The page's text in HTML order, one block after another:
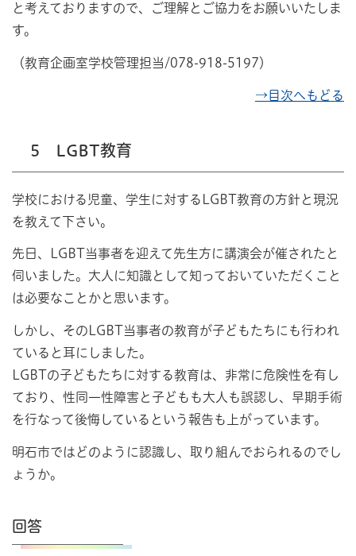
と考えておりますので、ご理解とご協力をお願いいたしま
す。
（教育企画室学校管理担当/078-918-5197）
→目次へもどる
5 LGBT教育
学校における児童、学生に対するLGBT教育の方針と現況
を教えて下さい。
先日、LGBT当事者を迎えて先生方に講演会が催されたと
伺いました。大人に知識として知っておいていただくこと
は必要なことかと思います。
しかし、そのLGBT当事者の教育が子どもたちにも行われ
ていると耳にしました。
LGBTの子どもたちに対する教育は、非常に危険性を有し
ており、性同一性障害と子どもも大人も誤認し、早期手術
を行なって後悔しているという報告も上がっています。
明石市ではどのように認識し、取り組んでおられるのでし
ょうか。
回答